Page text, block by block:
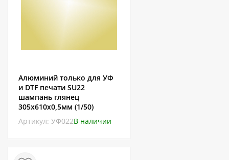
Алюминий только для УФ
и DTF печати SU22
шампань глянец
305х610х0,5мм (1/50)
Артикул: УФ022В наличии